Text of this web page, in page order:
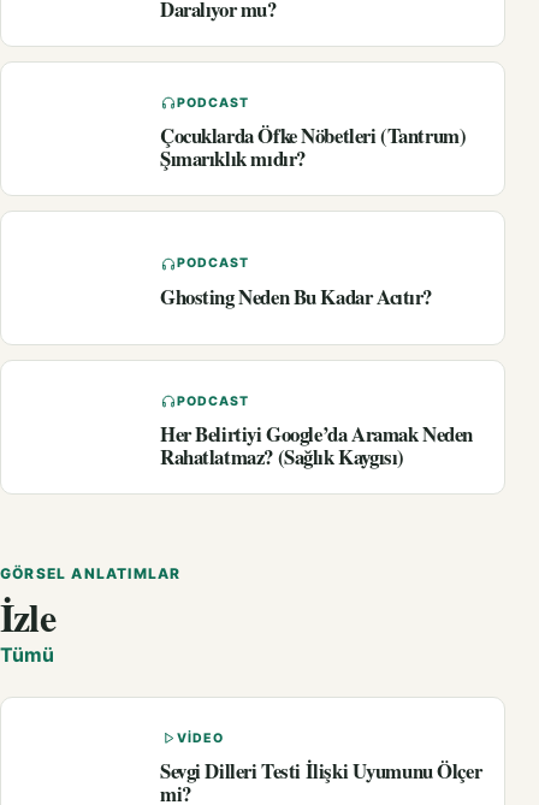
Daralıyor mu?
PODCAST
Çocuklarda Öfke Nöbetleri (Tantrum)
Şımarıklık mıdır?
PODCAST
Ghosting Neden Bu Kadar Acıtır?
PODCAST
Her Belirtiyi Google’da Aramak Neden
Rahatlatmaz? (Sağlık Kaygısı)
GÖRSEL ANLATIMLAR
İzle
Tümü
VIDEO
Sevgi Dilleri Testi İlişki Uyumunu Ölçer
mi?